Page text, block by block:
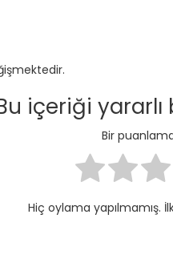
içeriği
Bir
Hiç oylama yapılmamış.